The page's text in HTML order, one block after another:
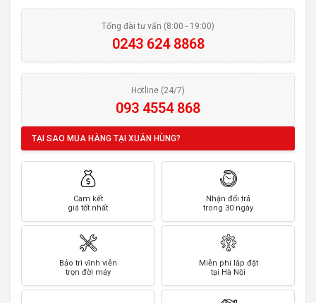
Tổng đài tư vấn (8:00 - 19:00)
0243 624 8868
Hotline (24/7)
093 4554 868
TẠI SAO MUA HÀNG TẠI XUÂN HÙNG?
Cam kết
giá tốt nhất
Nhận đổi trả
trong 30 ngày
Bảo trì vĩnh viễn
trọn đời máy
Miễn phí lắp đặt
tại Hà Nội